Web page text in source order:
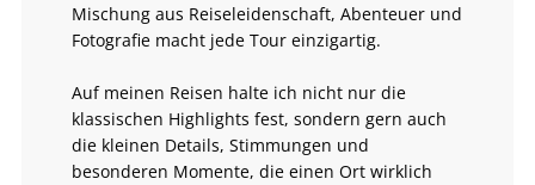
Mischung aus Reiseleidenschaft, Abenteuer und
Fotografie macht jede Tour einzigartig.
Auf meinen Reisen halte ich nicht nur die
klassischen Highlights fest, sondern gern auch
die kleinen Details, Stimmungen und
besonderen Momente, die einen Ort wirklich